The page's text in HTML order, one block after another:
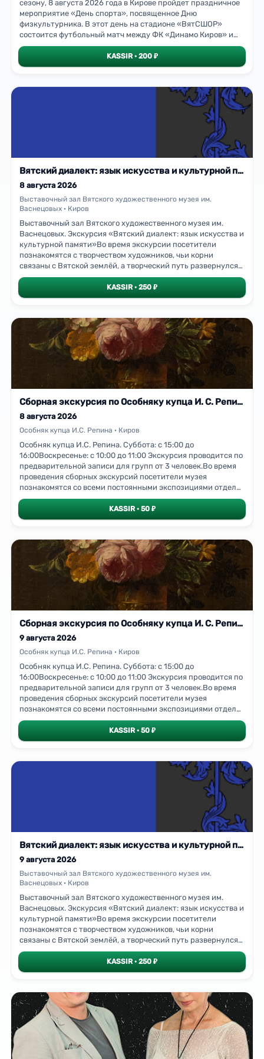
остро, чувственно и современно.В ролях – известные
артисты театра и кино: Павел Майков и Кира Кауфман. В
спектакле также принимают участие музыканты: Роман
Туманов (аккордеон), Нарада Ещенко (скрипка), Семен
Немцев (клавиши), Евгения Козина (виолончель) и Юлия
Глушицкая (виолончель).Показ спектакля проходит в рамках
основной программы Пятого Вятского открытого фестиваля
проводимого в Кирове с 7 по 16 августа 2026 года.Начало
спектакля в 14:00 и 19:00 часов.Продолжительность
спектакля 1 час 40 минут, без антракта.Возрастная
сезону, 8 августа 2026 года в Кирове пройдет праздничное
мероприятие «День спорта», посвященное Дню
физкультурника. В этот день на стадионе «ВятСШОР»
состоится футбольный матч между ФК «Динамо Киров» и
ФК «Машук-КМВ Пятигорск» в составе Второй Лиги А,
группы «Золото». В рамках мероприятия запланированы
спортивные соревнования, мастер-классы и другие
KASSIR · 200 ₽
Вятский диалект: язык искусства и культурной памяти. Экскурсия
8 августа 2026
Выставочный зал Вятского художественного музея им.
Васнецовых · Киров
Выставочный зал Вятского художественного музея им.
Васнецовых. Экскурсия «Вятский диалект: язык искусства и
культурной памяти»Во время экскурсии посетители
познакомятся с творчеством художников, чьи корни
связаны с Вятской землёй, а творческий путь развернулся
на просторах всей России. Раскроем, как малая родина
формирует уникальный художественный язык «почвенный
код», который проявляется в образах, символах и
которые посетим:«Духовность» — размышления о вечных
ценностях и внутреннем мире человека через призму
вятских традиций.«Дом — Очаг» — образы родного дома,
семьи и уюта, воплощающие идею малой родины.«Символы,
знаки, системы кодов» — язык символов, понятный тем, кто
вырос на этой земле: от узнаваемых деталей до глубоких
культурных отсылок.«Сказочная дымка» — поэтические и
природой Вятского края.Экскурсия проводится для групп
от 5
KASSIR · 250 ₽
Сборная экскурсия по Особняку купца И. С. Репина
8 августа 2026
Особняк купца И.С. Репина · Киров
Особняк купца И.С. Репина. Суббота: с 15:00 до
16:00Воскресенье: с 10:00 до 11:00 Экскурсия проводится по
предварительной записи для групп от 3 человек.Во время
проведения сборных экскурсий посетители музея
познакомятся со всеми постоянными экспозициями отдела,
узнают об истории музея.На первом этаже Репинского
особняка посетителям расскажут об известных вятских
народных художественных промыслах: дымковской
втором этаже отдела экскурсанты увидят предметы эпохи
античности; фарфор и стекло, созданные на крупных
зарубежных мануфактурах; живописные полотна
представителей ведущих национальных школ: от эпохи
Возрождения до начала ХХ века.Экскурсия проводится по
предварительной записи для групп от 3
человек.Предварительная запись – по телефону указанному
KASSIR · 50 ₽
Сборная экскурсия по Особняку купца И. С. Репина
9 августа 2026
Особняк купца И.С. Репина · Киров
Особняк купца И.С. Репина. Суббота: с 15:00 до
16:00Воскресенье: с 10:00 до 11:00 Экскурсия проводится по
предварительной записи для групп от 3 человек.Во время
проведения сборных экскурсий посетители музея
познакомятся со всеми постоянными экспозициями отдела,
узнают об истории музея.На первом этаже Репинского
особняка посетителям расскажут об известных вятских
народных художественных промыслах: дымковской
втором этаже отдела экскурсанты увидят предметы эпохи
античности; фарфор и стекло, созданные на крупных
зарубежных мануфактурах; живописные полотна
представителей ведущих национальных школ: от эпохи
Возрождения до начала ХХ века.Экскурсия проводится по
человек.Предварительная запись – по телефону указанному
KASSIR · 50 ₽
Вятский диалект: язык искусства и культурной памяти. Экскурсия
9 августа 2026
Выставочный зал Вятского художественного музея им.
Васнецовых · Киров
Выставочный зал Вятского художественного музея им.
Васнецовых. Экскурсия «Вятский диалект: язык искусства и
культурной памяти»Во время экскурсии посетители
познакомятся с творчеством художников, чьи корни
связаны с Вятской землёй, а творческий путь развернулся
на просторах всей России. Раскроем, как малая родина
формирует уникальный художественный язык «почвенный
код», который проявляется в образах, символах и
которые посетим:«Духовность» — размышления о вечных
ценностях и внутреннем мире человека через призму
вятских традиций.«Дом — Очаг» — образы родного дома,
семьи и уюта, воплощающие идею малой родины.«Символы,
знаки, системы кодов» — язык символов, понятный тем, кто
вырос на этой земле: от узнаваемых деталей до глубоких
культурных отсылок.«Сказочная дымка» — поэтические и
KASSIR · 250 ₽